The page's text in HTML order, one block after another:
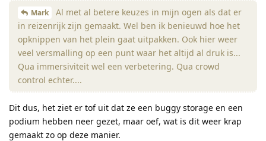
Mark
Al met al betere keuzes in mijn ogen als dat er
in reizenrijk zijn gemaakt. Wel ben ik benieuwd hoe het
opknippen van het plein gaat uitpakken. Ook hier weer
veel versmalling op een punt waar het altijd al druk is...
Qua immersiviteit wel een verbetering. Qua crowd
control echter....
Dit dus, het ziet er tof uit dat ze een buggy storage en een
podium hebben neer gezet, maar oef, wat is dit weer krap
gemaakt zo op deze manier.